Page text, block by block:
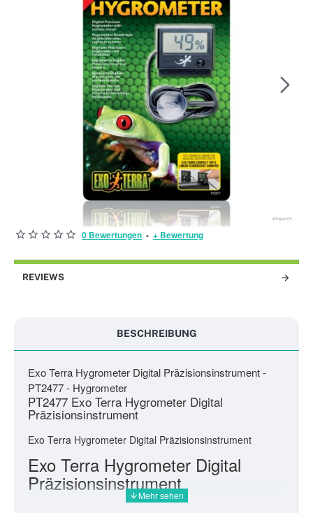
0 Bewertungen - + Bewertung
REVIEWS
BESCHREIBUNG
Exo Terra Hygrometer Digital Präzisionsinstrument -
PT2477 - Hygrometer
PT2477 Exo Terra Hygrometer Digital
Präzisionsinstrument
Exo Terra Hygrometer Digital Präzisionsinstrument
Exo Terra Hygrometer Digital
Präzisionsinstrument